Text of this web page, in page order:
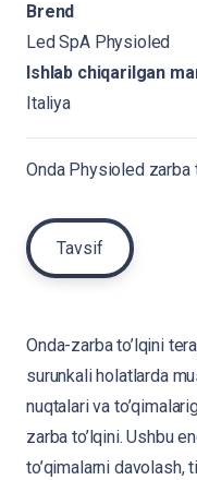
Brend
Led SpA Physioled
Ishlab chiqarilgan
Italiya
Onda Physioled zarba
Tavsif
Onda-zarba to’lqini
surunkali holatlarda
nuqtalari va
zarba to’lqini. Ushbu
to’qimalarni davolash,